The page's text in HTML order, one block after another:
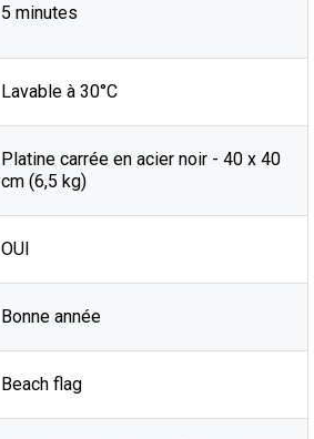
5 minutes
Lavable à 30°C
Platine carrée en acier noir - 40 x 40
cm (6,5 kg)
OUI
Bonne année
Beach flag